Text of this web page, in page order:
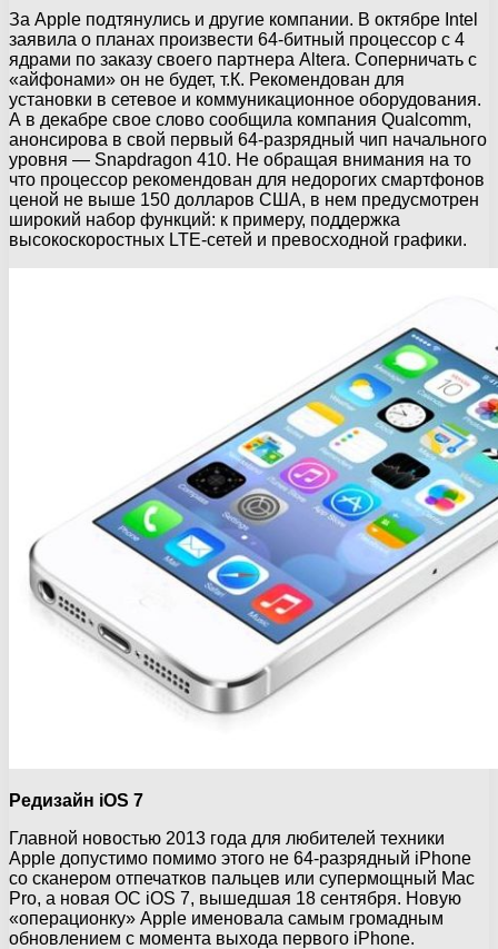
За Apple подтянулись и другие компании. В октябре Intel
заявила о планах произвести 64-битный процессор с 4
ядрами по заказу своего партнера Altera. Соперничать с
«айфонами» он не будет, т.К. Рекомендован для
установки в сетевое и коммуникационное оборудования.
А в декабре свое слово сообщила компания Qualcomm,
анонсирова в свой первый 64-разрядный чип начального
уровня — Snapdragon 410. Не обращая внимания на то
что процессор рекомендован для недорогих смартфонов
ценой не выше 150 долларов США, в нем предусмотрен
широкий набор функций: к примеру, поддержка
высокоскоростных LTE-сетей и превосходной графики.
Редизайн iOS 7
Главной новостью 2013 года для любителей техники
Apple допустимо помимо этого не 64-разрядный iPhone
со сканером отпечатков пальцев или супермощный Mac
Pro, а новая ОС iOS 7, вышедшая 18 сентября. Новую
«операционку» Apple именовала самым громадным
обновлением с момента выхода первого iPhone.